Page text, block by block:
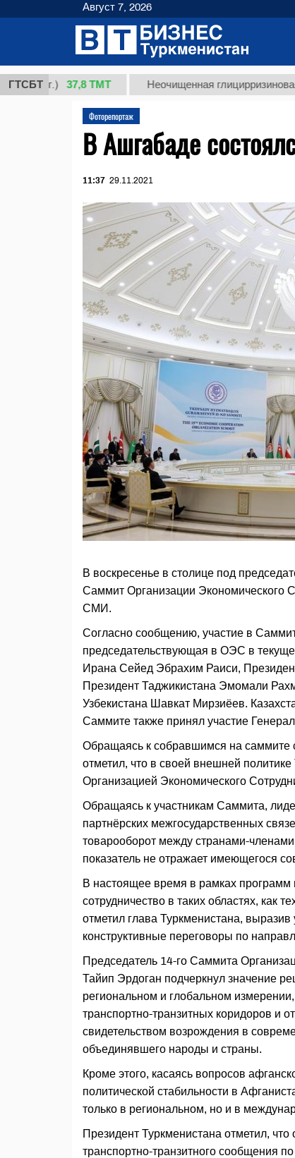
ГТСБТ
ТМТ Неочищенная глицирризиновая кислота
Фоторепортаж
В Ашгабаде
11:37 29.11.2021
В воскресенье в столице под
Саммит Организации Экономического
СМИ.
Согласно сообщению, участие в
председательствующая в ОЭС в
Ирана Сейед Эбрахим Раиси,
Президент Таджикистана Эмомали
Узбекистана Шавкат Мирзиёев.
Саммите также принял участие
Обращаясь к собравшимся на саммите
отметил, что в своей внешней
Организацией Экономического
Обращаясь к участникам Саммита,
партнёрских межгосударственных
товарооборот между странами-
показатель не отражает имеющегося
В настоящее время в рамках
сотрудничество в таких областях, как
отметил глава Туркменистана,
конструктивные переговоры по
Председатель 14-го Саммита
Тайип Эрдоган подчеркнул значение
региональном и глобальном
транспортно-транзитных коридоров и
свидетельством возрождения в
объединявшего народы и страны.
Кроме этого, касаясь вопросов
политической стабильности в
только в региональном, но и в
Президент Туркменистана отметил,
транспортно-транзитного сообщения
Август 7, 2026